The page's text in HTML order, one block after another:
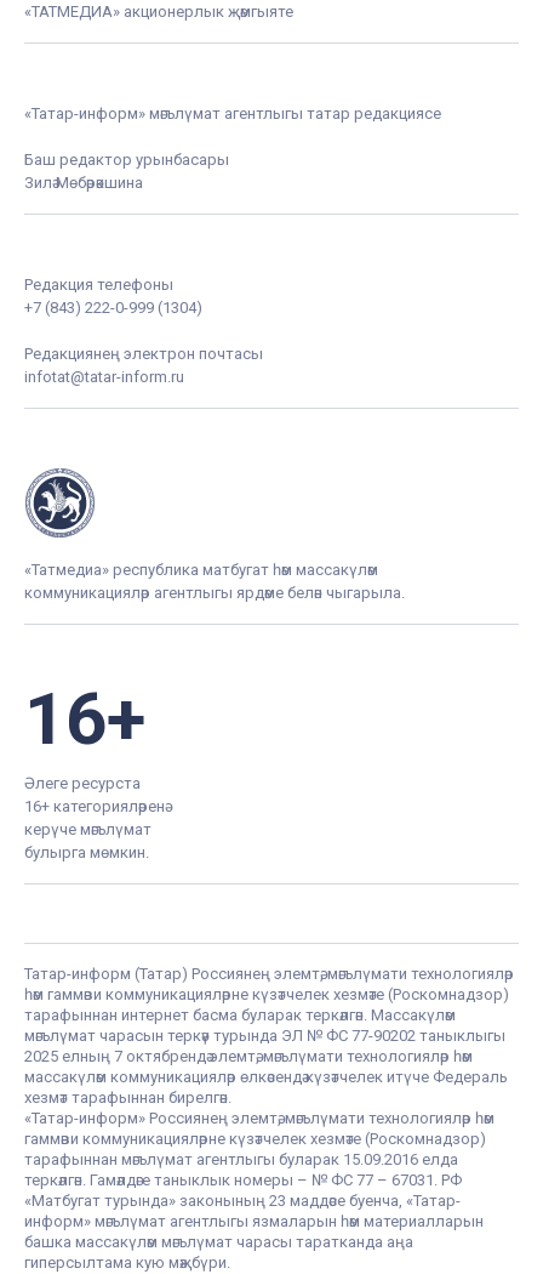
«ТАТМЕДИА» акционерлык җәмгыяте
«Татар-информ» мәгълүмат агентлыгы татар редакциясе
Баш редактор урынбасары
Зилә Мөбәрәкшина
Редакция телефоны
+7 (843) 222-0-999 (1304)
Редакциянең электрон почтасы
infotat@tatar-inform.ru
«Татмедиа» республика матбугат һәм массакүләм
коммуникацияләр агентлыгы ярдәме белән чыгарыла.
16+
Әлеге ресурста
16+ категорияләренә
керүче мәгълүмат
булырга мөмкин.
Татар-информ (Татар) Россиянең элемтә, мәгълүмати технологияләр
һәм гаммәви коммуникацияләрне күзәтчелек хезмәте (Роскомнадзор)
тарафыннан интернет басма буларак теркәлгән. Массакүләм
мәгълүмат чарасын теркәү турында ЭЛ № ФС 77-90202 таныклыгы
2025 елның 7 октябрендә элемтә, мәгълүмати технологияләр һәм
массакүләм коммуникацияләр өлкәсендә күзәтчелек итүче Федераль
хезмәт тарафыннан бирелгән.
«Татар-информ» Россиянең элемтә, мәгълүмати технологияләр һәм
гаммәви коммуникацияләрне күзәтчелек хезмәте (Роскомнадзор)
тарафыннан мәгълүмат агентлыгы буларак 15.09.2016 елда
теркәлгән. Гамәлдәге таныклык номеры – № ФС 77 – 67031. РФ
«Матбугат турында» законының 23 маддәсе буенча, «Татар-
информ» мәгълүмат агентлыгы язмаларын һәм материалларын
башка массакүләм мәгълүмат чарасы таратканда аңа
гиперсылтама кую мәҗбүри.